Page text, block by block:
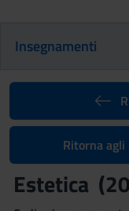
Insegnamenti
Ritorna
Estetica